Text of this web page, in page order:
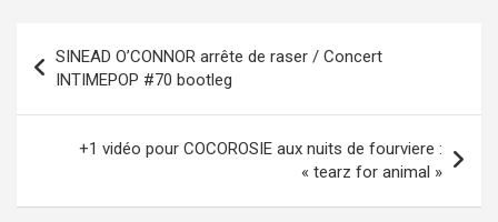
de
l’article
SINEAD O’CONNOR arrête de raser / Concert
INTIMEPOP #70 bootleg
+1 vidéo pour COCOROSIE aux nuits de fourviere :
« tearz for animal »